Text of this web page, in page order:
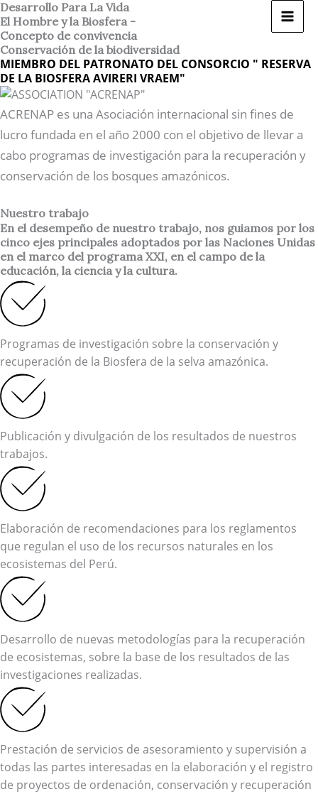
Ir
al
contenido
Desarrollo Para La Vida
El Hombre y la Biosfera -
Concepto de convivencia
Conservación de la biodiversidad
MIEMBRO DEL PATRONATO DEL CONSORCIO " RESERVA
DE LA BIOSFERA AVIRERI VRAEM"
ACRENAP es una Asociación internacional sin fines de
lucro fundada en el año 2000 con el objetivo de llevar a
cabo programas de investigación para la recuperación y
conservación de los bosques amazónicos.
Nuestro trabajo
En el desempeño de nuestro trabajo, nos guiamos por los
cinco ejes principales adoptados por las Naciones Unidas
en el marco del programa XXI, en el campo de la
educación, la ciencia y la cultura.
Programas de investigación sobre la conservación y
recuperación de la Biosfera de la selva amazónica.
Publicación y divulgación de los resultados de nuestros
trabajos.
Elaboración de recomendaciones para los reglamentos
que regulan el uso de los recursos naturales en los
ecosistemas del Perú.
Desarrollo de nuevas metodologías para la recuperación
de ecosistemas, sobre la base de los resultados de las
investigaciones realizadas.
Prestación de servicios de asesoramiento y supervisión a
todas las partes interesadas en la elaboración y el registro
de proyectos de ordenación, conservación y recuperación